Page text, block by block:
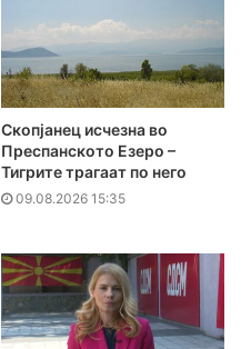
Скопјанец исчезна во
Преспанското Езеро –
Тигрите трагаат по него
09.08.2026 15:35